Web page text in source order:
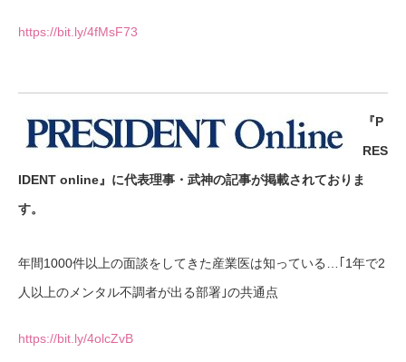
https://bit.ly/4fMsF73
『P
RES
IDENT online』に代表理事・武神の記事が掲載されておりま
す。
年間1000件以上の面談をしてきた産業医は知っている…｢1年で2
人以上のメンタル不調者が出る部署｣の共通点
https://bit.ly/4olcZvB